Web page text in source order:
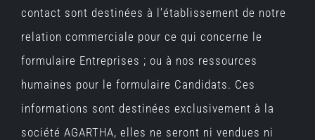
contact sont destinées à l’établissement de notre
relation commerciale pour ce qui concerne le
formulaire Entreprises ; ou à nos ressources
humaines pour le formulaire Candidats. Ces
informations sont destinées exclusivement à la
société AGARTHA, elles ne seront ni vendues ni